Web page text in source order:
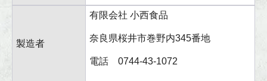
製造者
有限会社 小西食品
奈良県桜井市巻野内345番地
電話 0744-43-1072